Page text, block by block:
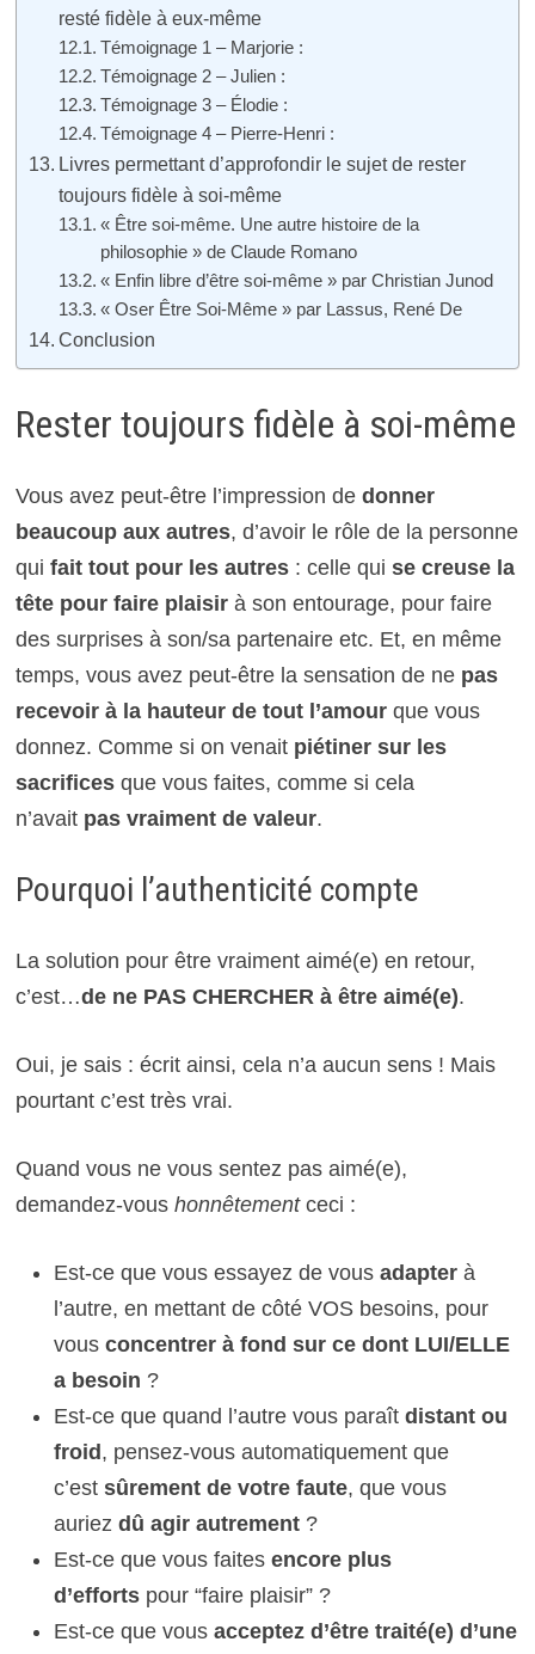
resté fidèle à eux-même
Témoignage 1 – Marjorie :
Témoignage 2 – Julien :
Témoignage 3 – Élodie :
Témoignage 4 – Pierre-Henri :
Livres permettant d’approfondir le sujet de rester
toujours fidèle à soi-même
« Être soi-même. Une autre histoire de la
philosophie » de Claude Romano
« Enfin libre d’être soi-même » par Christian Junod
« Oser Être Soi-Même » par Lassus, René De
Conclusion
Rester toujours fidèle à soi-même
Vous avez peut-être l’impression de donner
beaucoup aux autres, d’avoir le rôle de la personne
qui fait tout pour les autres : celle qui se creuse la
tête pour faire plaisirà son entourage, pour faire
des surprises à son/sa partenaire etc. Et, en même
temps, vous avez peut-être la sensation de ne pas
recevoir à la hauteur de tout l’amourque vous
donnez. Comme si on venaitpiétiner sur les
sacrificesque vous faites, comme si cela
n’avait pas vraiment de valeur.
Pourquoi l’authenticité compte
La solution pour être vraiment aimé(e) en retour,
c’est…de ne PAS CHERCHER à être aimé(e).
Oui, je sais : écrit ainsi, cela n’a aucun sens ! Mais
pourtant c’est très vrai.
Quand vous ne vous sentez pas aimé(e),
demandez-vous honnêtementceci :
Est-ce que vous essayez de vous adapterà
l’autre, en mettant de côté VOS besoins, pour
vousconcentrer à fond sur ce dont LUI/ELLE
a besoin ?
Est-ce que quand l’autre vous paraît distant ou
froid , pensez-vous automatiquement que
c’estsûrement de votre faute, que vous
auriez dû agir autrement?
Est-ce que vous faites encore plus
d’effortspour “faire plaisir” ?
Est-ce que vous acceptez d’être traité(e) d’une